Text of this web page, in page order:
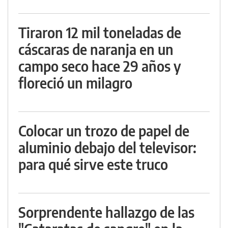
Tiraron 12 mil toneladas de
cáscaras de naranja en un
campo seco hace 29 años y
floreció un milagro
Colocar un trozo de papel de
aluminio debajo del televisor:
para qué sirve este truco
Sorprendente hallazgo de las